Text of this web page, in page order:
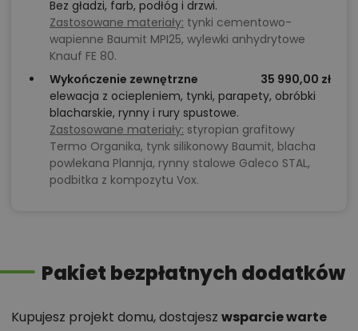
Bez gładzi, farb, podłóg i drzwi.
Zastosowane materiały: tynki cementowo-
wapienne Baumit MPI25, wylewki anhydrytowe
Knauf FE 80.
Wykończenie zewnętrzne
35 990,00 zł
elewacja z ociepleniem, tynki, parapety, obróbki
blacharskie, rynny i rury spustowe.
Zastosowane materiały: styropian grafitowy
Termo Organika, tynk silikonowy Baumit, blacha
powlekana Plannja, rynny stalowe Galeco STAL,
podbitka z kompozytu Vox.
Pakiet bezpłatnych dodatków
Kupujesz projekt domu, dostajesz wsparcie warte